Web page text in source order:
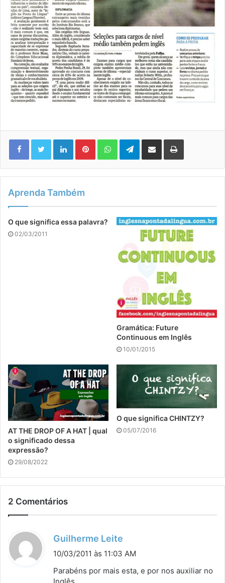
LinkedinPinterestWhatsAppTelegram
Compartilhar via e-mail Imprimir
Aprenda Também
O que significa essa palavra?
02/03/2011
Gramática: Future
Continuous em Inglês
10/01/2015
AT THE DROP OF A HAT | qual
o significado dessa
expressão?
29/08/2022
O que significa CHINTZY?
05/07/2016
2 Comentários
Guilherme Leite
10/03/2011 às 11:03 AM
Parabéns por mais esta, e por nos auxiliar no